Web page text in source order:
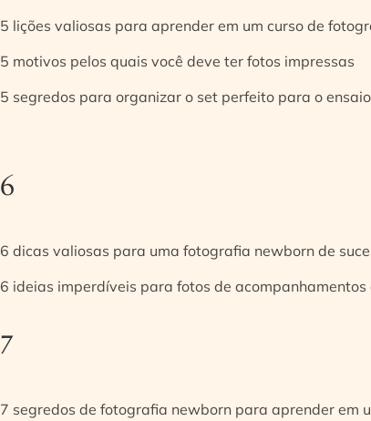
5 lições valiosas para aprender em um curso de
5 motivos pelos quais você deve ter fotos impressas
5 segredos para organizar o set perfeito para o
6
6 dicas valiosas para uma fotografia newborn de
6 ideias imperdíveis para fotos de acompanhamentos
7
7 segredos de fotografia newborn para aprender em